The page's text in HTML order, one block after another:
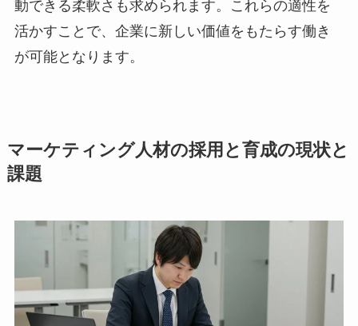
動できる柔軟さも求められます。これらの適性を
活かすことで、企業に新しい価値をもたらす働き
が可能となります。
マーケティング人材の採用と育成の現状と
課題